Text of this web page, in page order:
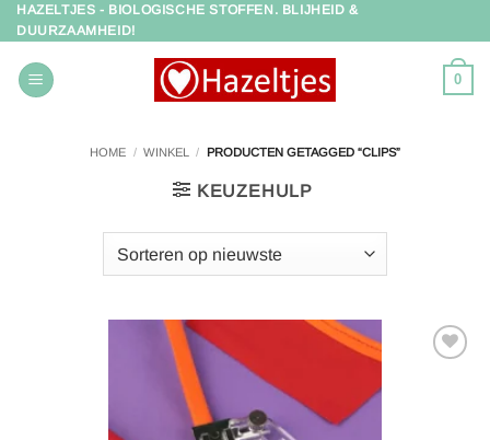
Ga
naar
inhoud
HAZELTJES - BIOLOGISCHE STOFFEN. BLIJHEID &
DUURZAAMHEID!
0
HOME / WINKEL / PRODUCTEN GETAGGED “CLIPS”
KEUZEHULP